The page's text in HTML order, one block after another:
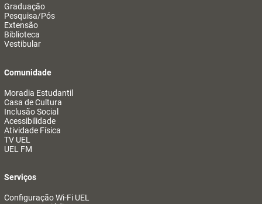
Graduação
Pesquisa/Pós
Extensão
Biblioteca
Vestibular
Comunidade
Moradia Estudantil
Casa de Cultura
Inclusão Social
Acessibilidade
Atividade Física
TV UEL
UEL FM
Serviços
Configuração Wi-Fi UEL